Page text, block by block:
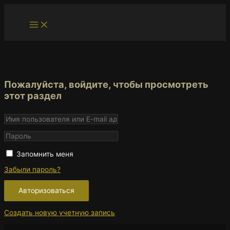
содержимому
Main
Menu
Пожалуйста, войдите, чтобы просмотреть
этот раздел
Запомнить меня
Забыли пароль?
Создать новую учетную запись